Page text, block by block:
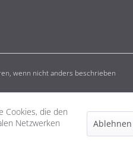
wenn nicht anders beschrieben
Cookies, die den
Netzwerken
Ablehnen